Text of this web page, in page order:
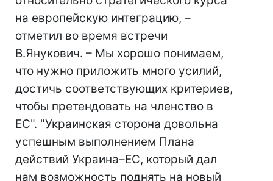
на европейскую интеграцию, –
отметил во время встречи
В.Янукович. – Мы хорошо понимаем,
что нужно приложить много усилий,
достичь соответствующих критериев,
чтобы претендовать на членство в
ЕС". "Украинская сторона довольна
успешным выполнением Плана
действий Украина–ЕС, который дал
нам возможность поднять на новый